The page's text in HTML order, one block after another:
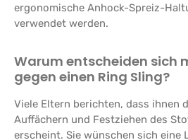
ergonomische Anhock-Spreiz-
verwendet werden.
Warum entscheiden sich
gegen einen Ring Sling?
Viele Eltern berichten, dass ihnen
Auffächern und Festziehen des
erscheint. Sie wünschen sich eine